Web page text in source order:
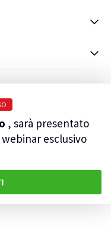
, sarà presentato
esclusivo